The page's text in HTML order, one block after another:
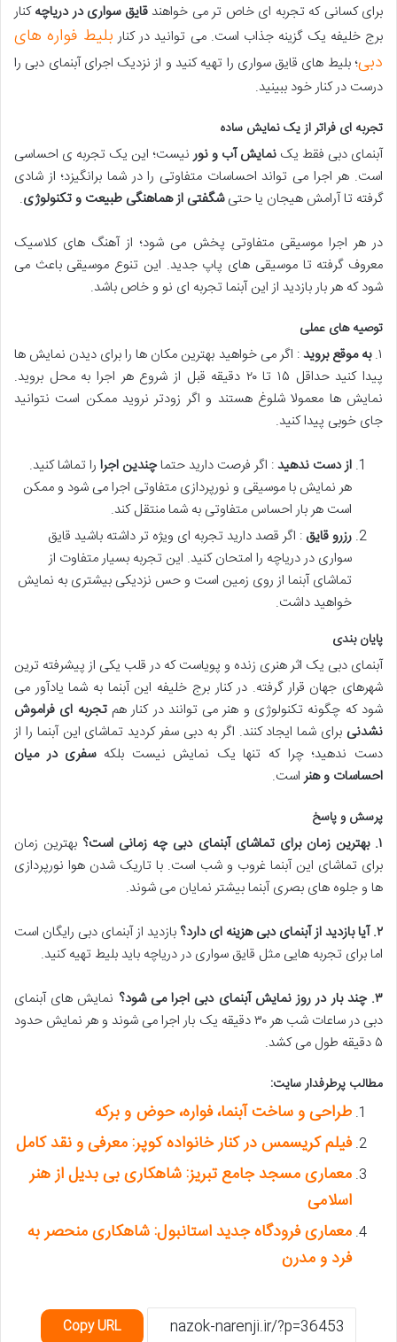
برای کسانی که تجربه ای خاص تر می خواهندقایق سواری در دریاچهکنار
برج خلیفه یک گزینه جذاب است. می توانید در کنار بلیط فواره های
دبی؛ بلیط های قایق سواری را تهیه کنید و از نزدیک اجرای آبنمای دبی را
درست در کنار خود ببینید.
تجربه ای فراتر از یک نمایش ساده
آبنمای دبی فقط یک نمایش آب و نورنیست؛ این یک تجربه ی احساسی
است. هر اجرا می تواند احساسات متفاوتی را در شما برانگیزد؛ از شادی
گرفته تا آرامش هیجان یا حتیشگفتی از هماهنگی طبیعت و تکنولوژی.
در هر اجرا موسیقی متفاوتی پخش می شود؛ از آهنگ های کلاسیک
معروف گرفته تا موسیقی های پاپ جدید. این تنوع موسیقی باعث می
شود که هر بار بازدید از این آبنما تجربه ای نو و خاص باشد.
توصیه های عملی
۱. به موقع بروید: اگر می خواهید بهترین مکان ها را برای دیدن نمایش ها
پیدا کنید حداقل ۱۵ تا ۲۰ دقیقه قبل از شروع هر اجرا به محل بروید.
نمایش ها معمولا شلوغ هستند و اگر زودتر نروید ممکن است نتوانید
جای خوبی پیدا کنید.
از دست ندهید: اگر فرصت دارید حتماچندین اجرا را تماشا کنید.
هر نمایش با موسیقی و نورپردازی متفاوتی اجرا می شود و ممکن
است هر بار احساس متفاوتی به شما منتقل کند.
رزرو قایق : اگر قصد دارید تجربه ای ویژه تر داشته باشید قایق
سواری در دریاچه را امتحان کنید. این تجربه بسیار متفاوت از
تماشای آبنما از روی زمین است و حس نزدیکی بیشتری به نمایش
خواهید داشت.
پایان بندی
آبنمای دبی یک اثر هنری زنده و پویاست که در قلب یکی از پیشرفته ترین
شهرهای جهان قرار گرفته. در کنار برج خلیفه این آبنما به شما یادآور می
شود که چگونه تکنولوژی و هنر می توانند در کنار همتجربه ای فراموش
نشدنی برای شما ایجاد کنند. اگر به دبی سفر کردید تماشای این آبنما را از
دست ندهید؛ چرا که تنها یک نمایش نیست بلکهسفری در میان
احساسات و هنراست.
پرسش و پاسخ
۱.بهترین زمان برای تماشای آبنمای دبی چه زمانی است؟ بهترین زمان
برای تماشای این آبنما غروب و شب است. با تاریک شدن هوا نورپردازی
ها و جلوه های بصری آبنما بیشتر نمایان می شوند.
۲.آیا بازدید از آبنمای دبی هزینه ای دارد؟ بازدید از آبنمای دبی رایگان است
اما برای تجربه هایی مثل قایق سواری در دریاچه باید بلیط تهیه کنید.
۳.چند بار در روز نمایش آبنمای دبی اجرا می شود؟ نمایش های آبنمای
دبی در ساعات شب هر ۳۰ دقیقه یک بار اجرا می شوند و هر نمایش حدود
۵ دقیقه طول می کشد​​​.
مطالب پرطرفدار سایت:
طراحی و ساخت آبنما، فواره، حوض و برکه
فیلم کریسمس در کنار خانواده کوپر: معرفی و نقد کامل
معماری مسجد جامع تبریز: شاهکاری بی بدیل از هنر
اسلامی
معماری فرودگاه جدید استانبول: شاهکاری منحصر به
فرد و مدرن
Copy URL